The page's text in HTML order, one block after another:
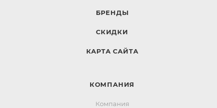
БРЕНДЫ
СКИДКИ
КАРТА САЙТА
КОМПАНИЯ
Компания